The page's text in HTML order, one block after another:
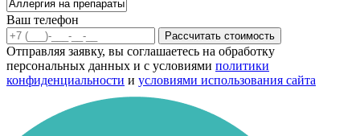
Ваш телефон
Рассчитать стоимость
Отправляя заявку, вы соглашаетесь на обработку
персональных данных и с условиями политики
конфиденциальности и условиями использования сайта